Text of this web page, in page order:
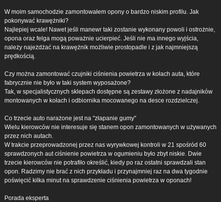
W moim samochodzie zamontowałem opony o bardzo niskim profilu. Jak
pokonywać krawężniki?
Najlepiej wcale! Nawet jeśli manewr taki zostanie wykonany powoli i ostrożnie,
opona oraz felga mogą poważnie ucierpieć. Jeśli nie ma innego wyjścia,
należy najeżdżać na krawężnik możliwie prostopadle i z jak najmniejszą
prędkością.
Czy można zamontować czujniki ciśnienia powietrza w kołach auta, które
fabrycznie nie było w taki system wyposażone?
Tak, w specjalistycznych sklepach dostępne są zestawy złożone z nadajników
montowanych w kołach i odbiornika mocowanego na desce rozdzielczej.
Co trzecie auto narażone jest na "złapanie gumy"
Wielu kierowców nie interesuje się stanem opon zamontowanych w używanych
przez nich autach.
W trakcie przeprowadzonej przez nas wyrywkowej kontroli w 21 spośród 60
sprawdzonych aut ciśnienie powietrza w ogumieniu było zbyt niskie. Dwie
trzecie kierowców nie potrafiło określić, kiedy po raz ostatni sprawdzali stan
opon. Radzimy nie brać z nich przykładu i przynajmniej raz na dwa tygodnie
poświęcić kilka minut na sprawdzenie ciśnienia powietrza w oponach!
Porada eksperta